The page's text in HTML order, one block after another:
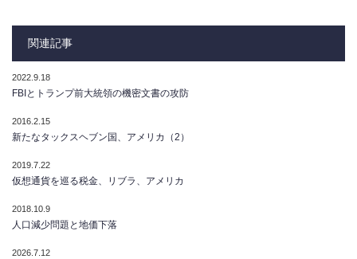
関連記事
2022.9.18
FBIとトランプ前大統領の機密文書の攻防
2016.2.15
新たなタックスヘブン国、アメリカ（2）
2019.7.22
仮想通貨を巡る税金、リブラ、アメリカ
2018.10.9
人口減少問題と地価下落
2026.7.12